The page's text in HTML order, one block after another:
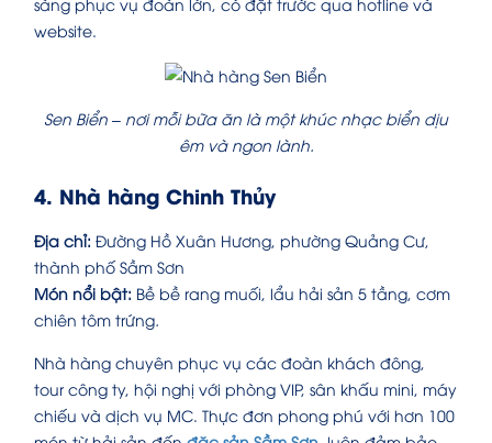
website.
Sen Biển – nơi mỗi bữa ăn là một khúc nhạc biển dịu
êm và ngon lành.
4. Nhà hàng Chinh Thủy
Địa chỉ: Đường Hồ Xuân Hương, phường Quảng Cư,
thành phố Sầm Sơn
Món nổi bật: Bề bề rang muối, lẩu hải sản 5 tầng, cơm
chiên tôm trứng.
Nhà hàng chuyên phục vụ các đoàn khách đông,
tour công ty, hội nghị với phòng VIP, sân khấu mini, máy
chiếu và dịch vụ MC. Thực đơn phong phú với hơn 100